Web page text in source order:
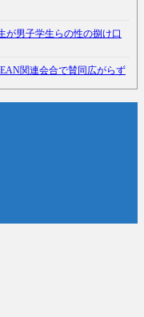
が男子学生らの性の捌け口
関連会合で賛同広がらず